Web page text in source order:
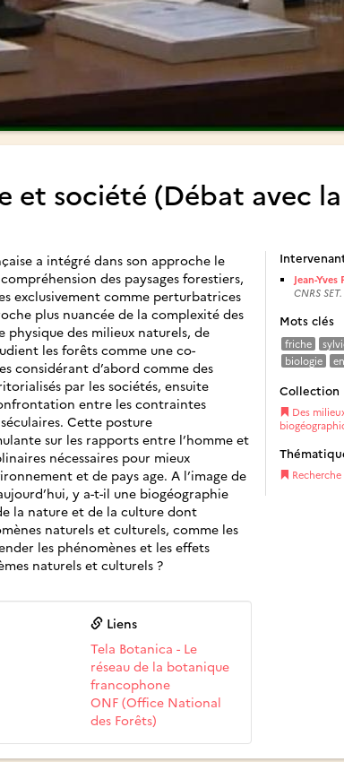
et société (Débat avec
a intégré dans son approche le
des paysages forestiers,
exclusivement comme perturbatrices
plus nuancée de la complexité des
physique des milieux naturels, de
les forêts comme une co-
considérant d’abord comme des
par les sociétés, ensuite
entre les contraintes
Cette posture
sur les rapports entre l’homme et
nécessaires pour mieux
et de pays age. A l’image de
y a-t-il une biogéographie
la nature et de la culture dont
naturels et culturels, comme les
les phénomènes et les effets
naturels et culturels ?
Liens
Tela Botanica - Le
réseau de la botanique
francophone
ONF (Office National
des Forêts)
Jean-Yves
CNRS SET.
Mots clés
friche
biologie
Collection
Des
Recherche